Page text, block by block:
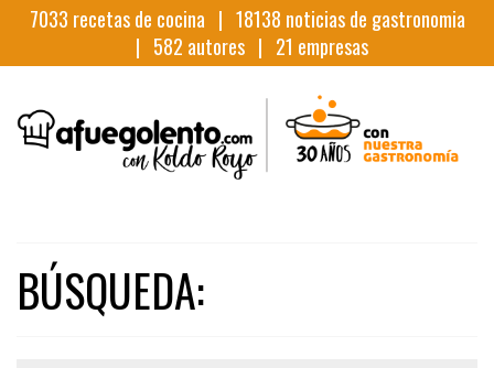
7033 recetas de cocina | 18138 noticias de gastronomia
| 582 autores | 21 empresas
BÚSQUEDA: